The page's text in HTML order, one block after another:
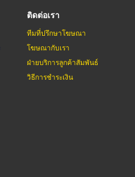
ติดต่อเรา
ทีมที่ปรึกษาโฆษณา
โฆษณากับเรา
ฝ่ายบริการลูกค้าสัมพันธ์
วิธีการชำระเงิน